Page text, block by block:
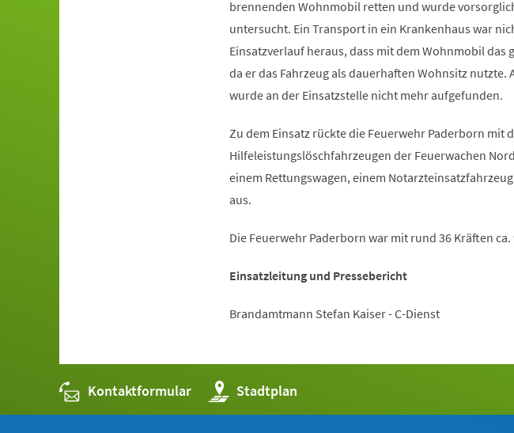
brennenden Wohnmobil retten und wurde
untersucht. Ein Transport in ein Krankenhaus war
Einsatzverlauf heraus, dass mit dem Wohnmobil das
da er das Fahrzeug als dauerhaften Wohnsitz nutzte.
wurde an der Einsatzstelle nicht mehr aufgefunden.
Zu dem Einsatz rückte die Feuerwehr Paderborn mit
Hilfeleistungslöschfahrzeugen der Feuerwachen
einem Rettungswagen, einem
aus.
Die Feuerwehr Paderborn war mit rund 36 Kräften
Einsatzleitung und Pressebericht
Brandamtmann Stefan Kaiser - C-Dienst
Kontaktformular Stadtplan
(Öffnet
in
einem